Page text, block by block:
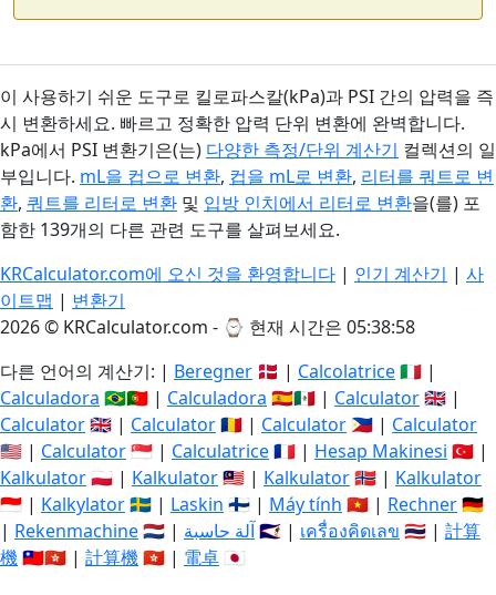
이 사용하기 쉬운 도구로 킬로파스칼(kPa)과 PSI 간의 압력을 즉
시 변환하세요. 빠르고 정확한 압력 단위 변환에 완벽합니다.
kPa에서 PSI 변환기은(는) 다양한 측정/단위 계산기 컬렉션의 일
부입니다. mL을 컵으로 변환, 컵을 mL로 변환, 리터를 쿼트로 변
환, 쿼트를 리터로 변환 및 입방 인치에서 리터로 변환을(를) 포
함한 139개의 다른 관련 도구를 살펴보세요.
KRCalculator.com에 오신 것을 환영합니다 | 인기 계산기 | 사
이트맵 | 변환기
2026 © KRCalculator.com - ⌚ 현재 시간은 05:38:59
다른 언어의 계산기: | Beregner 🇩🇰 | Calcolatrice🇮🇹 |
Calculadora 🇧🇷🇵🇹 | Calculadora 🇪🇸🇲🇽 | Calculator🇬🇧 |
Calculator🇬🇧 | Calculator🇷🇴 | Calculator 🇵🇭 | Calculator
🇺🇸 | Calculator🇸🇬 | Calculatrice🇫🇷 | Hesap Makinesi 🇹🇷 |
Kalkulator🇵🇱 | Kalkulator🇲🇾 | Kalkulator🇳🇴 | Kalkulator
🇮🇩 | Kalkylator🇸🇪 | Laskin 🇫🇮 | Máy tính 🇻🇳 | Rechner🇩🇪
| Rekenmachine🇳🇱 | آلة حاسبة🇸🇦 | เครื่องคิดเลข 🇹🇭 | 計算
機🇹🇼🇭🇰 | 計算機🇭🇰 | 電卓 🇯🇵